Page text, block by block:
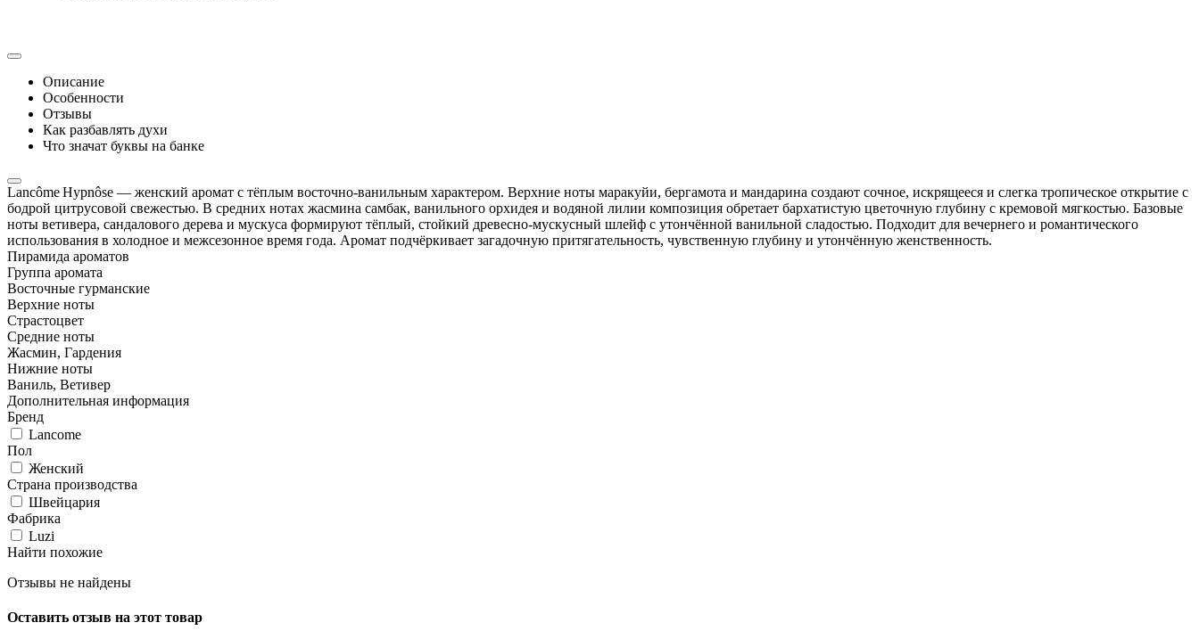
Описание
Особенности
Отзывы
Как разбавлять духи
Что значат буквы на банке
Lancôme Hypnôse — женский аромат с тёплым восточно‑ванильным характером. Верхние ноты маракуйи, бергамота и мандарина создают сочное, искрящееся и слегка тропическое открытие с
бодрой цитрусовой свежестью. В средних нотах жасмина самбак, ванильного орхидея и водяной лилии композиция обретает бархатистую цветочную глубину с кремовой мягкостью. Базовые
ноты ветивера, сандалового дерева и мускуса формируют тёплый, стойкий древесно‑мускусный шлейф с утончённой ванильной сладостью. Подходит для вечернего и романтического
использования в холодное и межсезонное время года. Аромат подчёркивает загадочную притягательность, чувственную глубину и утончённую женственность.
Пирамида ароматов
Группа аромата
Восточные гурманские
Верхние ноты
Страстоцвет
Средние ноты
Жасмин, Гардения
Нижние ноты
Ваниль, Ветивер
Дополнительная информация
Бренд
Lancome
Пол
Женский
Страна производства
Швейцария
Фабрика
Luzi
Найти похожие
Отзывы не найдены
Оставить отзыв на этот товар